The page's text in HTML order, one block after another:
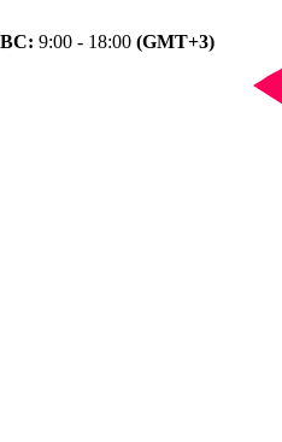
9:00 - 18:00 (GMT+3)